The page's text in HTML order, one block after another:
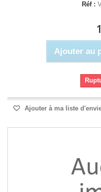
Réf :
Ajouter au
Ajouter à ma liste